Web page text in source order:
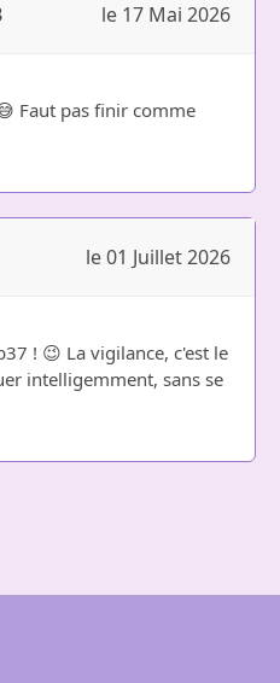
le 17 Mai 2026
Faut pas finir comme
le 01 Juillet 2026
! 😉 La vigilance, c'est le
intelligemment, sans se